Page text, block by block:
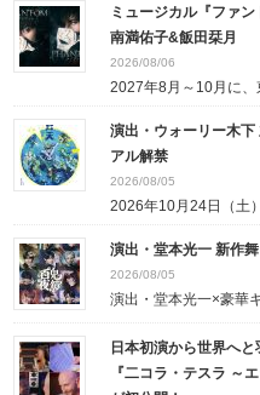
ミュージカル『ファ
南満佑子&飯田栞月
2026/08/06
2027年8月～10月に、
演出・ウォーリー木
アル解禁
2026/08/05
2026年10月24日（土
演出・堂本光一 新作
2026/08/05
演出・堂本光一×豪華
日本初演から世界へ
『二コラ・テスラ ～